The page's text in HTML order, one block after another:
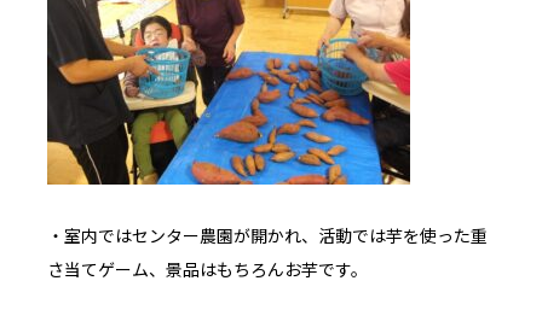
・室内ではセンター農園が開かれ、活動では芋を使った重
さ当てゲーム、景品はもちろんお芋です。